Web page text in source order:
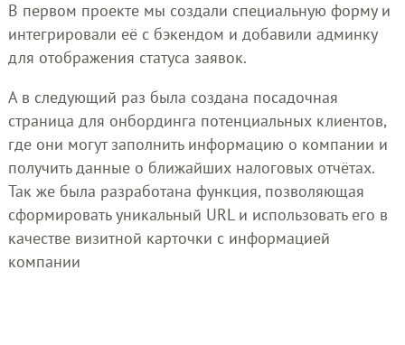
В первом проекте мы создали специальную форму и
интегрировали её с бэкендом и добавили админку
для отображения статуса заявок.
А в следующий раз была создана посадочная
страница для онбординга потенциальных клиентов,
где они могут заполнить информацию о компании и
получить данные о ближайших налоговых отчётах.
Так же была разработана функция, позволяющая
сформировать уникальный URL и использовать его в
качестве визитной карточки с информацией
компании